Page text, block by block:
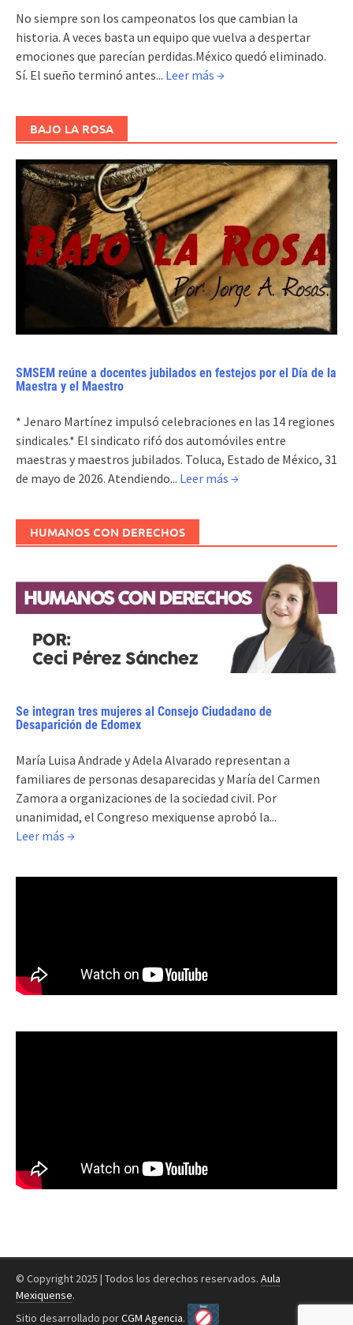
No siempre son los campeonatos los que cambian la
historia. A veces basta un equipo que vuelva a despertar
emociones que parecían perdidas.México quedó eliminado.
Sí. El sueño terminó antes... Leer más →
BAJO LA ROSA
SMSEM reúne a docentes jubilados en festejos por el Día de la
Maestra y el Maestro
* Jenaro Martínez impulsó celebraciones en las 14 regiones
sindicales.* El sindicato rifó dos automóviles entre
maestras y maestros jubilados. Toluca, Estado de México, 31
de mayo de 2026. Atendiendo... Leer más →
HUMANOS CON DERECHOS
Se integran tres mujeres al Consejo Ciudadano de
Desaparición de Edomex
María Luisa Andrade y Adela Alvarado representan a
familiares de personas desaparecidas y María del Carmen
Zamora a organizaciones de la sociedad civil. Por
unanimidad, el Congreso mexiquense aprobó la...
Leer más →
© Copyright 2025 | Todos los derechos reservados. Aula
Mexiquense.
Sitio desarrollado porCGM Agencia.